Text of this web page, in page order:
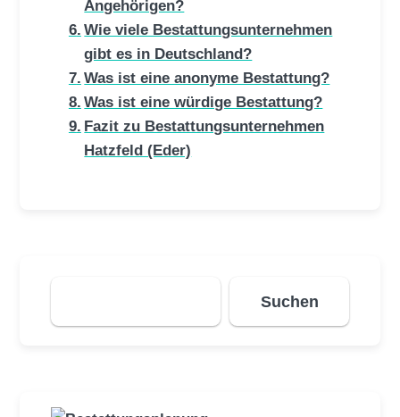
Angehörigen?
Wie viele Bestattungsunternehmen
gibt es in Deutschland?
Was ist eine anonyme Bestattung?
Was ist eine würdige Bestattung?
Fazit zu Bestattungsunternehmen
Hatzfeld (Eder)
Suchen
Suchen